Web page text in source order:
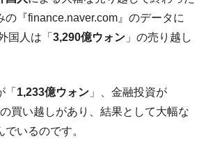
だけが鉄鋼輸出を異常増加させる ⇒ 中
蝕む。
10万ウォンを認定 ⇒ 総額3兆7,000億
で猛暑。南東部では干ばつ
の『finance.naver.com』のデータに
国人は「 3,290億ウォン 」の売り越し
「 1,233億ウォン 」、金融投資が
の買い越しがあり、結果として大幅な
いるのです。